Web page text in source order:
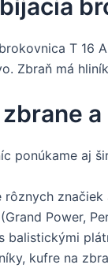
T 16
Zbraň má
ponúkame aj
rôznych značiek
Power,
balistickými
kufre na